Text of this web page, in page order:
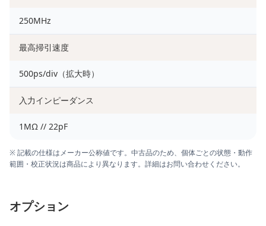
250MHz
最高掃引速度
500ps/div（拡大時）
入力インピーダンス
1MΩ // 22pF
※ 記載の仕様はメーカー公称値です。中古品のため、個体ごとの状態・動作
範囲・校正状況は商品により異なります。詳細はお問い合わせください。
オプション